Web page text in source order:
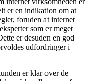
er en indikation om at
foruden at internet
som er meget
er desuden en god
udfordringer i
er klar over de